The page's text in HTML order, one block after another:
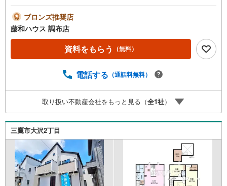
しますので、お気軽にお問い合わせください
ブロンズ推奨店
藤和ハウス 調布店
資料をもらう （無料）
電話する （通話料無料）
取り扱い不動産会社をもっと見る（全1社）
三鷹市大沢2丁目